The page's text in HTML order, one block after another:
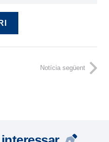
Notícia següent